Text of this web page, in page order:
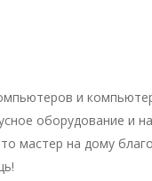
и
оборудование и
мастер на дому